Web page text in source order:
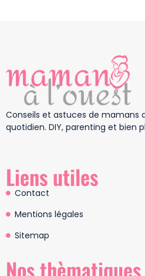
Conseils et astuces de mamans
quotidien. DIY, parenting et bien
Liens utiles
Contact
Mentions légales
Sitemap
Nos thèmatiques